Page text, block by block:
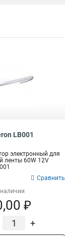
LB001
электронный для
ленты 60W 12V
Сравнить
₽
+